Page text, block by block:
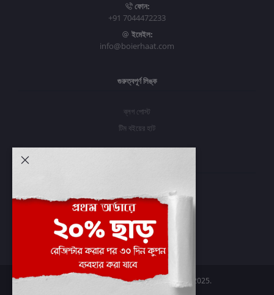
ফোন:
+91 7044472233
ইমেইল:
info@boierhaat.com
গুরুত্বপূর্ণ লিঙ্ক
ব্লগ পোস্ট
টিম বইয়ের হাট
প্রবেশ করুন
অর্ডার ইতিহাস
আমার ইচ্ছাগুলি
অর্ডার ট্র্যাকিং
Boier Haat™ | © All rights reserved 2025.